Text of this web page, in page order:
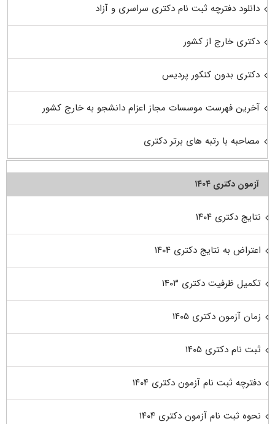
دانلود دفترچه ثبت نام دکتری سراسری و آزاد
دکتری خارج از کشور
دکتری بدون کنکور پردیس
آخرین فهرست موسسات مجاز اعزام دانشجو به خارج کشور
مصاحبه با رتبه های برتر دکتری
آزمون دکتری ۱۴۰۴
نتایج دکتری ۱۴۰۴
اعتراض به نتایج دکتری ۱۴۰۴
تکمیل ظرفیت دکتری ۱۴۰۳
زمان آزمون دکتری ۱۴۰۵
ثبت نام دکتری ۱۴۰۵
دفترچه ثبت نام آزمون دکتری ۱۴۰۴
نحوه ثبت نام آزمون دکتری ۱۴۰۴